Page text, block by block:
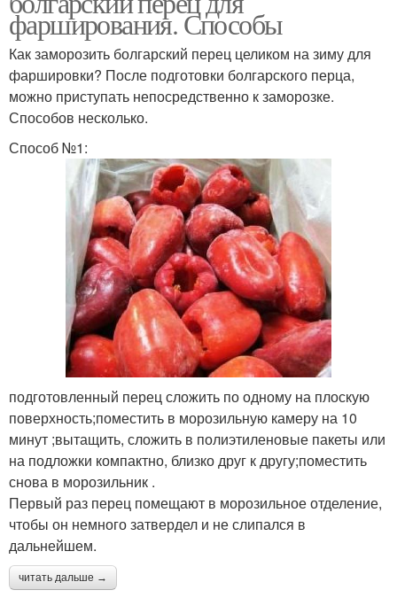
фарширования. Способы
Как заморозить болгарский перец целиком на зиму для
фаршировки? После подготовки болгарского перца,
можно приступать непосредственно к заморозке.
Способов несколько.
Способ №1:
подготовленный перец сложить по одному на плоскую
поверхность;поместить в морозильную камеру на 10
минут ;вытащить, сложить в полиэтиленовые пакеты или
на подложки компактно, близко друг к другу;поместить
снова в морозильник .
Первый раз перец помещают в морозильное отделение,
чтобы он немного затвердел и не слипался в
дальнейшем.
читать дальше →